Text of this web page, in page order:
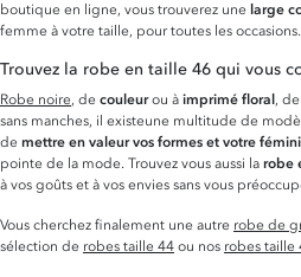
boutique en ligne, vous trouverez une large
femme à votre taille, pour toutes les occasions.
Trouvez la robe en taille 46 qui vous
Robe noire, de couleurou à imprimé floral ,
sans manches, il existeune multitude de
de mettre en valeur vos formes et votre
pointe de la mode. Trouvez vous aussi la robe
à vos goûts et à vos envies sans vous
Vous cherchez finalement une autre robe de
sélection de robes taille 44 ou nos robes taille